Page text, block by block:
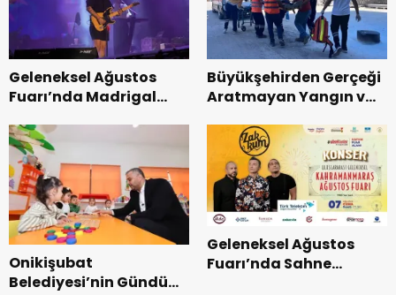
Geleneksel Ağustos
Fuarı’nda Madrigal
Büyükşehirden Gerçeği
Aratmayan Yangın ve
Onikişubat
Belediyesi’nin Gündüz
Geleneksel Ağustos
Fuarı’nda Sahne